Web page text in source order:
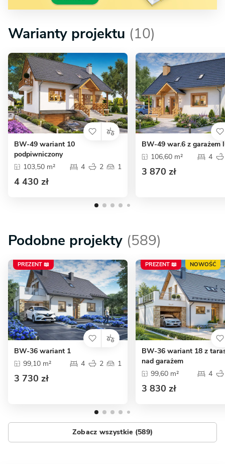
Warianty projektu (10)
BW-49 wariant 10
podpiwniczony
103,50 m²
4 2 1
4 430 zł
BW-49 war.6 z garażem
106,60 m²
4
3 870 zł
Podobne projekty (589)
PREZENT 📖
BW-36 wariant 1
99,10 m²
4 2 1
3 730 zł
PREZENT 📖 NOWOŚĆ
BW-36 wariant 18 z
nad garażem
99,60 m²
4
3 830 zł
Zobacz wszystkie (589)